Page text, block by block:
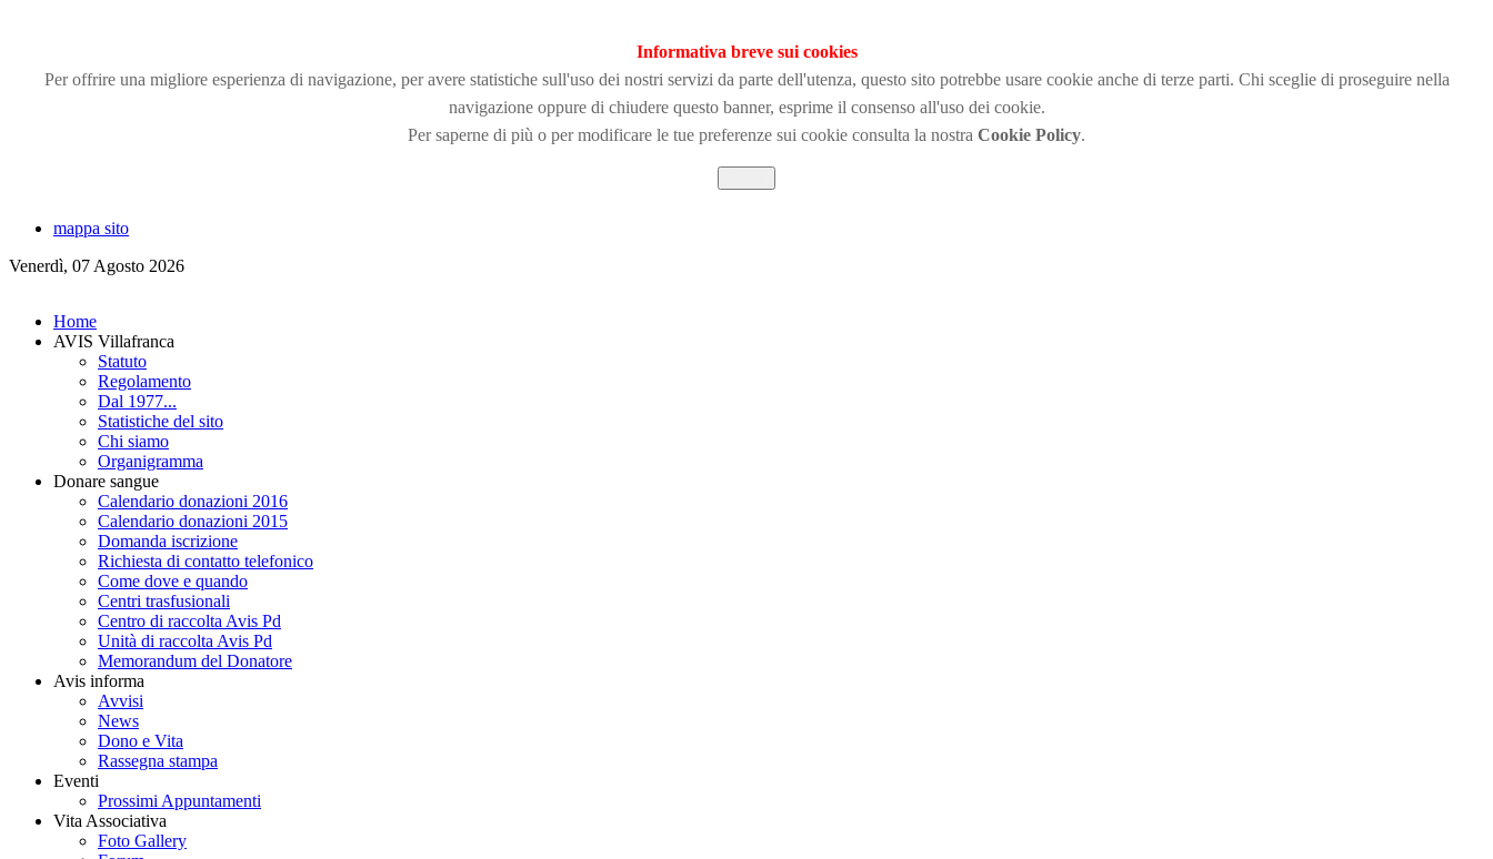
Informativa breve sui cookies
Per offrire una migliore esperienza di navigazione, per avere statistiche sull'uso dei nostri servizi da parte dell'utenza, questo sito potrebbe usare cookie anche di terze parti. Chi sceglie di proseguire nella
navigazione oppure di chiudere questo banner, esprime il consenso all'uso dei cookie.
Per saperne di più o per modificare le tue preferenze sui cookie consulta la nostra Cookie Policy.
mappa sito
Venerdì, 07 Agosto 2026
Home
AVIS Villafranca
Statuto
Regolamento
Dal 1977...
Statistiche del sito
Chi siamo
Organigramma
Donare sangue
Calendario donazioni 2016
Calendario donazioni 2015
Domanda iscrizione
Richiesta di contatto telefonico
Come dove e quando
Centri trasfusionali
Centro di raccolta Avis Pd
Unità di raccolta Avis Pd
Memorandum del Donatore
Avis informa
Avvisi
News
Dono e Vita
Rassegna stampa
Eventi
Prossimi Appuntamenti
Vita Associativa
Foto Gallery